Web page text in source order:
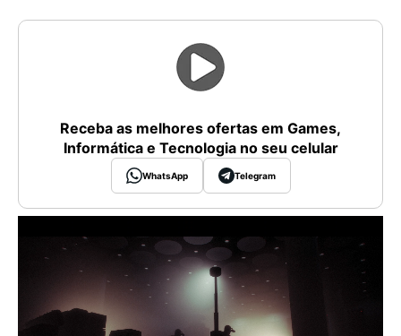
Receba as melhores ofertas em Games,
Informática e Tecnologia no seu celular
WhatsApp Telegram